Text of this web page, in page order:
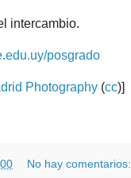
intercambio.
posgrado
Photography (cc)]
No hay comentarios: